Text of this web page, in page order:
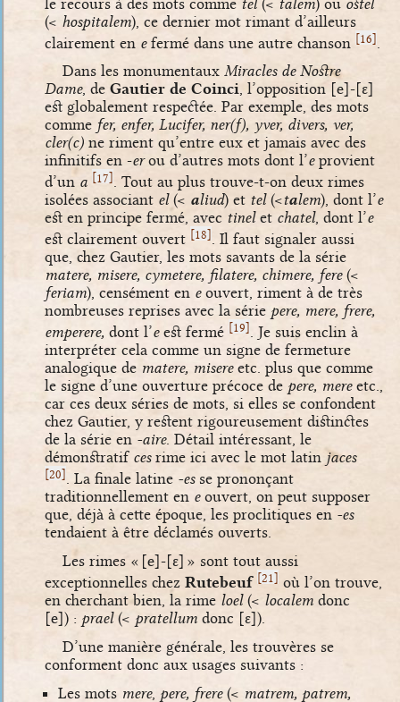
(< hospitalem), ce dernier mot rimant d’ailleurs
clairement en efermé dans une autre chanson [16]
Dans les monumentaux Miracles de Nostre
Dame, de Gautier de Coinci, l’opposition [e]-[ɛ]
est globalement respectée. Par exemple, des mots
comme fer, enfer, Lucifer, ner(f), yver, divers, ver,
cler(c) ne riment qu’entre eux et jamais avec des
infinitifs en -erou d’autres mots dont l’eprovient
d’un a [17]. Tout au plus trouve-t-on deux rimes
isolées associant el(< aliud) et tel(<talem), dont l’e
est en principe fermé, avec tinelet chatel, dont l’e
est clairement ouvert [18]. Il faut signaler aussi
que, chez Gautier, les mots savants de la série
matere, misere, cymetere, filatere, chimere, fere(<
feriam), censément en eouvert, riment à de très
nombreuses reprises avec la série pere, mere, frere,
emperere, dont l’eest fermé [19]
. Je suis enclin à
interpréter cela comme un signe de fermeture
analogique de matere, misereetc. plus que comme
le signe d’une ouverture précoce de pere, mereetc.,
car ces deux séries de mots, si elles se confondent
chez Gautier, y restent rigoureusement distinctes
de la série en -aire. Détail intéressant, le
démonstratif cesrime ici avec le mot latin jaces
[20] . La finale latine -esse prononçant
traditionnellement en eouvert, on peut supposer
que, déjà à cette époque, les proclitiques en -es
tendaient à être déclamés ouverts.
Les rimes « [e]-[ɛ] » sont tout aussi
exceptionnelles chez Rutebeuf [21] où l’on trouve,
en cherchant bien, la rime loel(< localem donc
[e]) : prael(< pratellum donc [ɛ]).
D’une manière générale, les trouvères se
conforment donc aux usages suivants :
Les mots mere, pere, frere(< matrem, patrem,